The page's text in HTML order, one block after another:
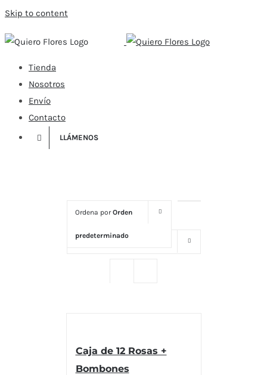
Skip to content
Tienda
Nosotros
Envío
Contacto
LLÁMENOS
Ordena porOrden
predeterminado
Mostrar
Caja de 12 Rosas +
Bombones